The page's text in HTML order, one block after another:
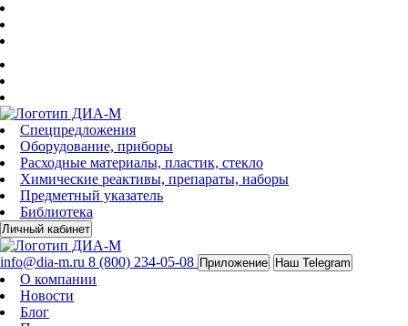
Спецпредложения
Оборудование, приборы
Расходные материалы, пластик, стекло
Химические реактивы, препараты, наборы
Предметный указатель
Библиотека
Личный кабинет
info@dia-m.ru 8 (800) 234-05-08 Приложение Наш Telegram
О компании
Новости
Блог